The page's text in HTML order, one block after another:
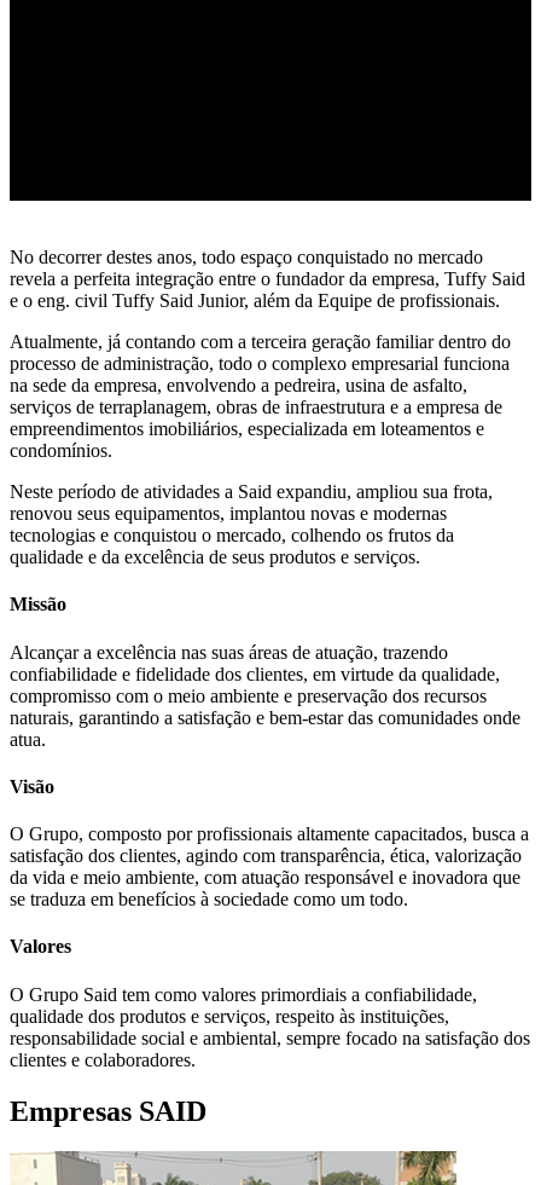
No decorrer destes anos, todo espaço conquistado no mercado
revela a perfeita integração entre o fundador da empresa, Tuffy Said
e o eng. civil Tuffy Said Junior, além da Equipe de profissionais.
Atualmente, já contando com a terceira geração familiar dentro do
processo de administração, todo o complexo empresarial funciona
na sede da empresa, envolvendo a pedreira, usina de asfalto,
serviços de terraplanagem, obras de infraestrutura e a empresa de
empreendimentos imobiliários, especializada em loteamentos e
condomínios.
Neste período de atividades a Said expandiu, ampliou sua frota,
renovou seus equipamentos, implantou novas e modernas
tecnologias e conquistou o mercado, colhendo os frutos da
qualidade e da excelência de seus produtos e serviços.
Missão
Alcançar a excelência nas suas áreas de atuação, trazendo
confiabilidade e fidelidade dos clientes, em virtude da qualidade,
compromisso com o meio ambiente e preservação dos recursos
naturais, garantindo a satisfação e bem-estar das comunidades onde
atua.
Visão
O Grupo, composto por profissionais altamente capacitados, busca a
satisfação dos clientes, agindo com transparência, ética, valorização
da vida e meio ambiente, com atuação responsável e inovadora que
se traduza em benefícios à sociedade como um todo.
Valores
O Grupo Said tem como valores primordiais a confiabilidade,
qualidade dos produtos e serviços, respeito às instituições,
responsabilidade social e ambiental, sempre focado na satisfação dos
clientes e colaboradores.
Empresas SAID